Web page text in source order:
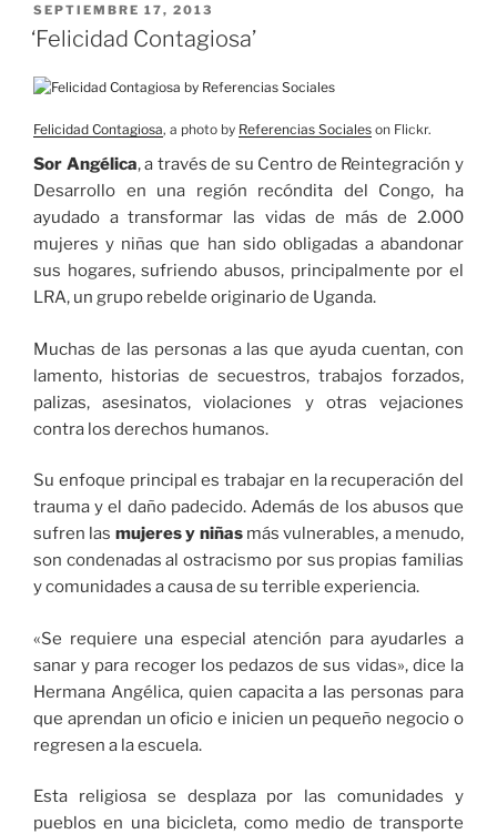
PUBLICADO
EL
SEPTIEMBRE 17, 2013
‘Felicidad Contagiosa’
Felicidad Contagiosa, a photo by Referencias Sociales on Flickr.
Sor Angélica, a través de su Centro de Reintegración y
Desarrollo en una región recóndita del Congo, ha
ayudado a transformar las vidas de más de 2.000
mujeres y niñas que han sido obligadas a abandonar
sus hogares, sufriendo abusos, principalmente por el
LRA, un grupo rebelde originario de Uganda.
Muchas de las personas a las que ayuda cuentan, con
lamento, historias de secuestros, trabajos forzados,
palizas, asesinatos, violaciones y otras vejaciones
contra los derechos humanos.
Su enfoque principal es trabajar en la recuperación del
trauma y el daño padecido. Además de los abusos que
sufren las mujeres y niñasmás vulnerables, a menudo,
son condenadas al ostracismo por sus propias familias
y comunidades a causa de su terrible experiencia.
«Se requiere una especial atención para ayudarles a
sanar y para recoger los pedazos de sus vidas», dice la
Hermana Angélica, quien capacita a las personas para
que aprendan un oficio e inicien un pequeño negocio o
regresen a la escuela.
Esta religiosa se desplaza por las comunidades y
pueblos en una bicicleta, como medio de transporte